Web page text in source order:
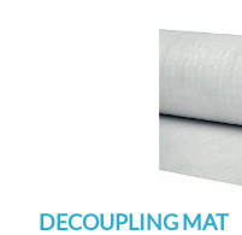
DECOUPLING MAT